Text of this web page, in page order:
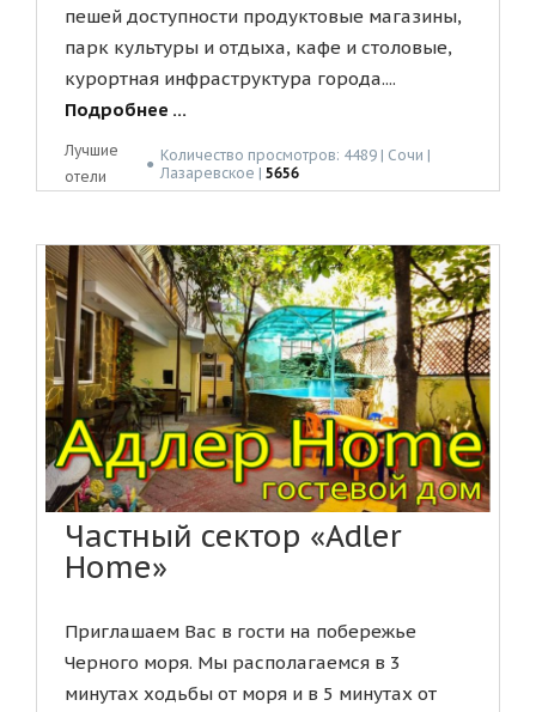
пешей доступности продуктовые магазины,
парк культуры и отдыха, кафе и столовые,
курортная инфраструктура города....
Подробнее ...
Лучшие
отели
● Количество просмотров: 4489 | Сочи |
Лазаревское | 5656
Частный сектор «Adler
Home»
Приглашаем Вас в гости на побережье
Черного моря. Мы располагаемся в 3
минутах ходьбы от моря и в 5 минутах от